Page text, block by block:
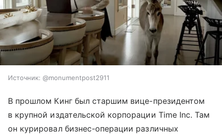
Источник: @monumentpost2911
В прошлом Кинг был старшим вице-президентом
в крупной издательской корпорации Time Inc. Там
он курировал бизнес-операции различных